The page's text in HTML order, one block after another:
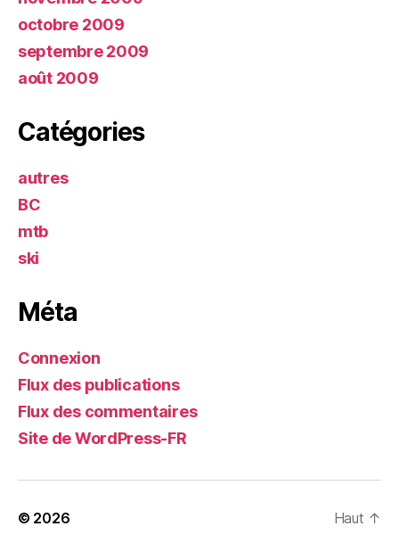
octobre 2009
septembre 2009
août 2009
Catégories
autres
BC
mtb
ski
Méta
Connexion
Flux des publications
Flux des commentaires
Site de WordPress-FR
© 2026 Haut ↑